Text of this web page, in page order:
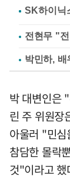
전현무 "
박민하, 배
박 대변인은
린 주 위원장
아울러 "민심
참담한 몰락
것"이라고 했